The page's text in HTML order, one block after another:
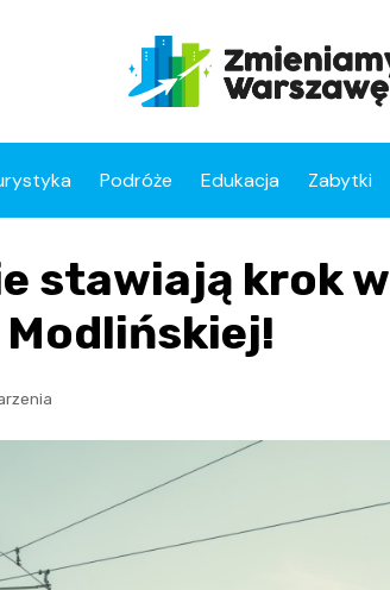
Podróże Edukacja Zabytki
stawiają krok w